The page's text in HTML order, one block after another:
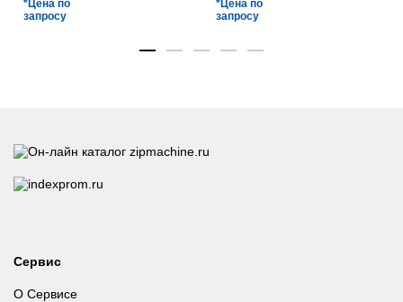
*Цена по
запросу
*Цена по
запросу
Сервис
О Сервисе